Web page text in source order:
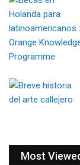
Most